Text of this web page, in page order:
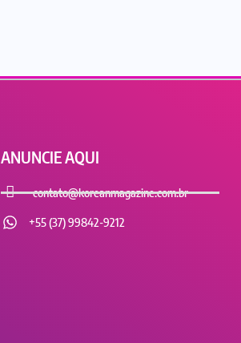
ANUNCIE AQUI
contato@koreanmagazine.com.br
+55 (37) 99842-9212